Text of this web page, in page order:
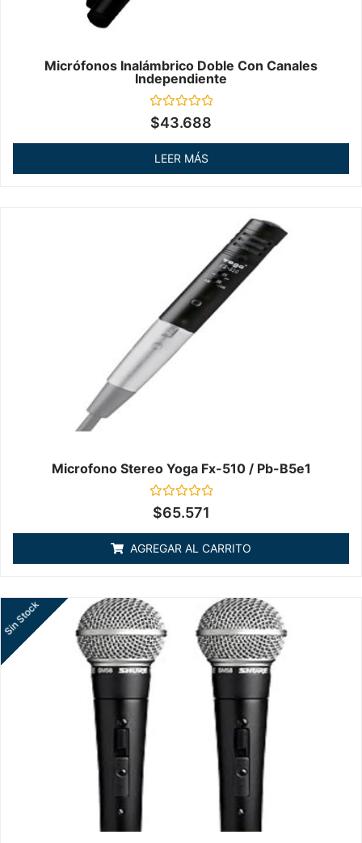
Micrófonos Inalámbrico Doble Con Canales
Independiente
Valorado
en
de
$43.688
LEER MÁS
Microfono Stereo Yoga Fx-510 / Pb-B5e1
Valorado
en
de
5
$65.571
AGREGAR AL CARRITO
Sin Stock